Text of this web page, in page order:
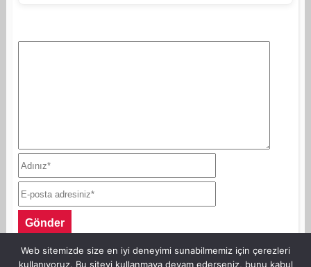
Web sitemizde size en iyi deneyimi sunabilmemiz için çerezleri
kullanıyoruz. Bu siteyi kullanmaya devam ederseniz, bunu kabul